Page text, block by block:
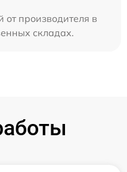
от производителя в
складах.